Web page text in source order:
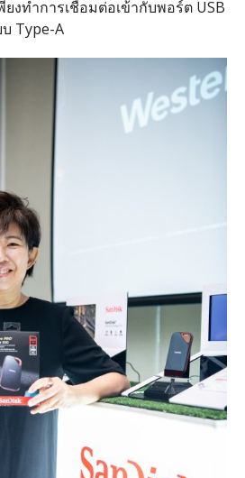
ยงทำการเชื่อมต่อเข้ากับพอร์ต USB
Type-A